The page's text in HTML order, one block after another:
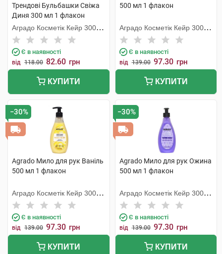
Трендові Бульбашки Свіжа
Диня 300 мл 1 флакон
Аградо Косметік Кейр 3000
С.Л.У.
Є в наявності
від 118.00 82.60 грн
КУПИТИ
500 мл 1 флакон
Аградо Косметік Кейр 3000
С.Л.У.
Є в наявності
від 139.00 97.30 грн
КУПИТИ
−30%
Agrado Мило для рук Ваніль
500 мл 1 флакон
Аградо Косметік Кейр 3000
С.Л.У.
Є в наявності
від 139.00 97.30 грн
КУПИТИ
−30%
Agrado Мило для рук Ожина
500 мл 1 флакон
Аградо Косметік Кейр 3000
С.Л.У.
Є в наявності
від 139.00 97.30 грн
КУПИТИ